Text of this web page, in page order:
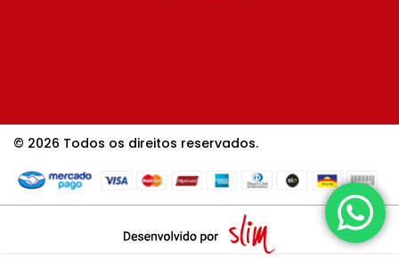
© 2026 Todos os direitos reservados.